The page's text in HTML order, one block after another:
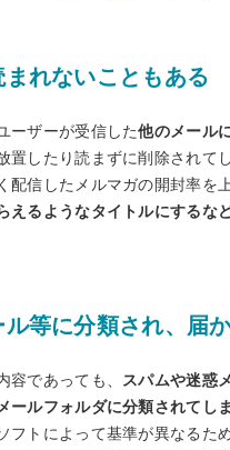
まれないこともある
ーザーが受信した他のメール
置したり読まずに削除されて
配信したメルマガの開封率を
えるようなタイトルにするな
等に分類され、届
容であっても、
スパムや迷惑
ールフォルダに分類されてし
フトによって基準が異なるた